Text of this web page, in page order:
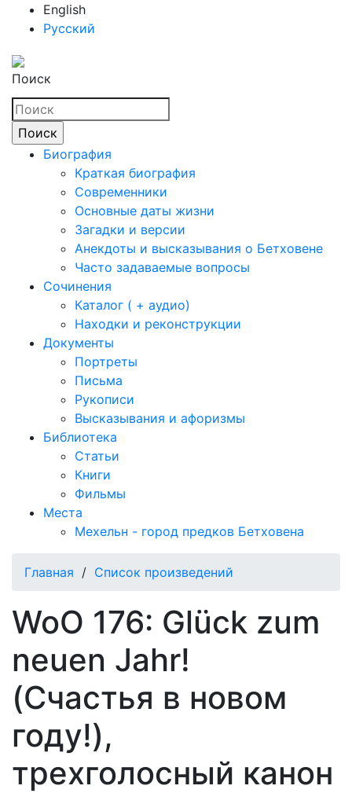
English
Русский
Поиск
Биография
Краткая биография
Современники
Основные даты жизни
Загадки и версии
Анекдоты и высказывания о Бетховене
Часто задаваемые вопросы
Сочинения
Каталог ( + аудио)
Находки и реконструкции
Документы
Портреты
Письма
Рукописи
Высказывания и афоризмы
Библиотека
Статьи
Книги
Фильмы
Места
Мехельн - город предков Бетховена
Главная / Список произведений
WoO 176: Glück zum
neuen Jahr!
(Счастья в новом
году!),
трехголосный канон